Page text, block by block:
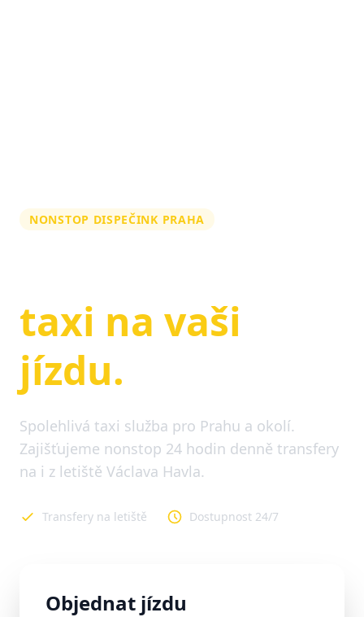
NONSTOP DISPEČINK PRAHA
taxi na vaši
jízdu.
Spolehlivá taxi služba pro Prahu a okolí.
Zajišťujeme nonstop 24 hodin denně transfery
na i z letiště Václava Havla.
Transfery na letiště Dostupnost 24/7
Objednat jízdu